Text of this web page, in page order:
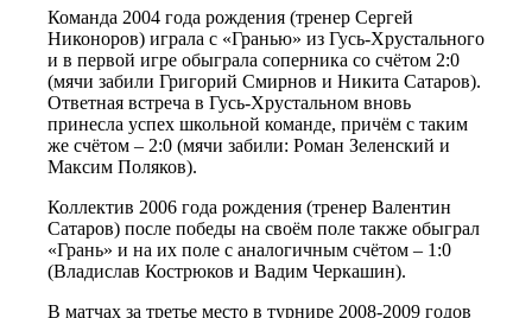
Команда 2004 года рождения (тренер Сергей
Никоноров) играла с «Гранью» из Гусь-Хрустального
и в первой игре обыграла соперника со счётом 2:0
(мячи забили Григорий Смирнов и Никита Сатаров).
Ответная встреча в Гусь-Хрустальном вновь
принесла успех школьной команде, причём с таким
же счётом – 2:0 (мячи забили: Роман Зеленский и
Максим Поляков).
Коллектив 2006 года рождения (тренер Валентин
Сатаров) после победы на своём поле также обыграл
«Грань» и на их поле с аналогичным счётом – 1:0
(Владислав Кострюков и Вадим Черкашин).
В матчах за третье место в турнире 2008-2009 годов